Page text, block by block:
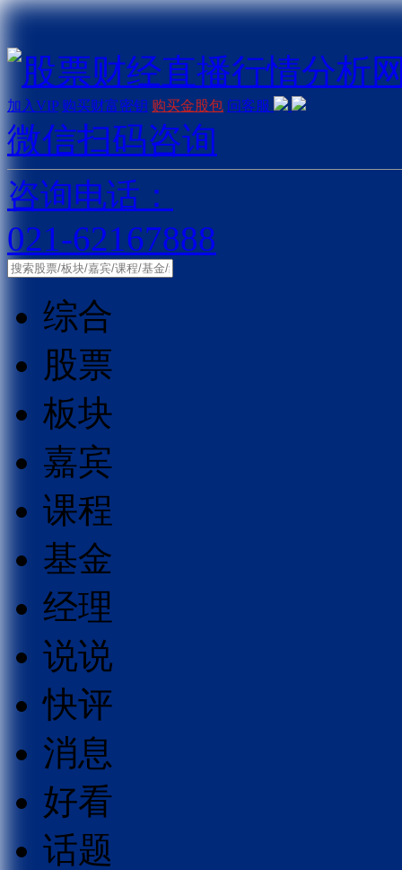
加入VIP 购买财富密钥 购买金股包 问客服
微信扫码咨询
咨询电话：
021-62167888
综合
股票
板块
嘉宾
课程
基金
经理
说说
快评
消息
好看
话题